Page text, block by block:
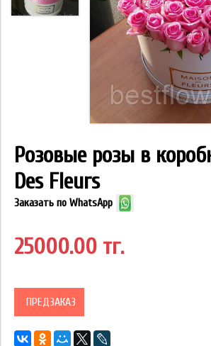
Розовые розы в
Des Fleurs
Заказать по WhatsApp
25000.00 тг.
ПРЕДЗАКАЗ